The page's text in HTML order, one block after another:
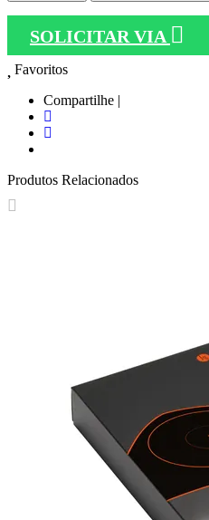
SOLICITAR VIA
Favoritos
Compartilhe |
Produtos Relacionados